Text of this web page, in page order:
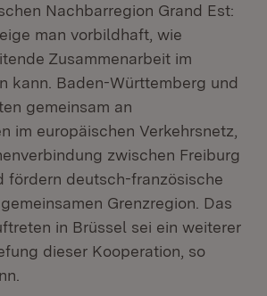
Nachbarregion Grand Est:
man vorbildhaft, wie
Zusammenarbeit im
kann. Baden-Württemberg und
gemeinsam an
im europäischen Verkehrsnetz,
zwischen Freiburg
fördern deutsch-französische
Grenzregion. Das
in Brüssel sei ein weiterer
dieser Kooperation, so